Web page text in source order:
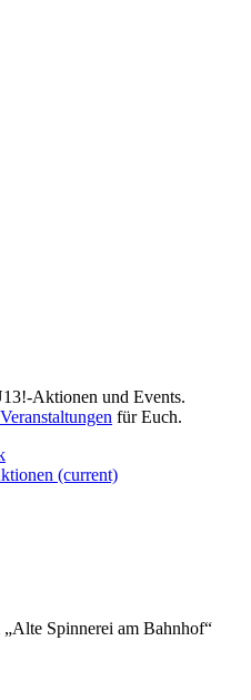
Aktionen und Events.
für Euch.
(current)
Spinnerei am Bahnhof“